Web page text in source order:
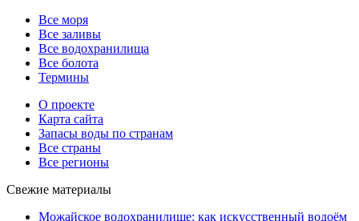
Все моря
Все заливы
Все водохранилища
Все болота
Термины
О проекте
Карта сайта
Запасы воды по странам
Все страны
Все регионы
Свежие материалы
Можайское водохранилище: как искусственный водоём